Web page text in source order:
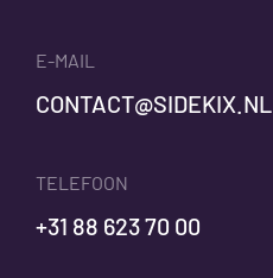
E-MAIL
CONTACT@SIDEKIX.NL
TELEFOON
+31 88 623 70 00